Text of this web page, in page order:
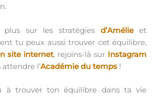
plus sur les stratégies d’Amélieet
tu peux aussi trouver cet équilibre,
site internet, rejoins-là sur Instagram
l’Académie du temps!
à trouver ton équilibre dans ta vie